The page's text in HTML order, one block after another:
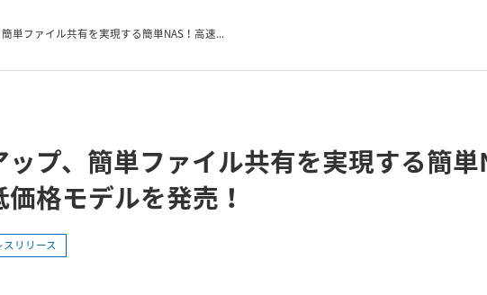
単ファイル共有を実現する簡単NAS！高速...
プ、簡単ファイル共有を実現する簡
格モデルを発売！
リリース